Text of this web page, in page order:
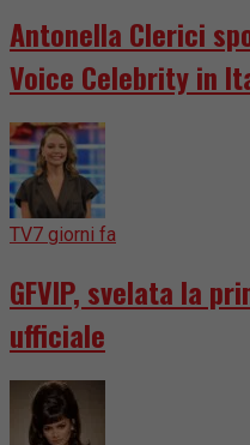
Antonella Clerici
Voice Celebrity in
TV7 giorni fa
GFVIP, svelata la
ufficiale